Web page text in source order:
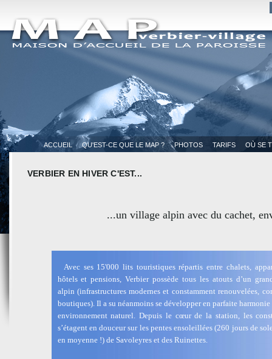
ACCUEIL QU'EST-CE QUE LE MAP ? PHOTOS TARIFS OÙ SE
VERBIER EN HIVER C'EST...
...un village alpin avec du cachet,
Avec ses 15'000 lits touristiques répartis entre chalets,
hôtels et pensions, Verbier possède tous les atouts d’un
alpin (infrastructures modernes et constamment renouvelées,
boutiques). Il a su néanmoins se développer en parfaite harmonie
environnement naturel. Depuis le cœur de la station, les
s’étagent en douceur sur les pentes ensoleillées (260 jours de
en moyenne !) de Savoleyres et des Ruinettes.